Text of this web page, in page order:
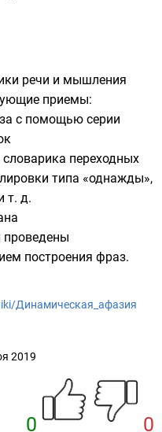
речи и мышления
приемы:
с помощью серии
переходных
типа «однажды»,
т. д.
построения фраз.
Динамическая_афазия
2019
0 0